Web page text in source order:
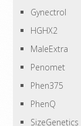
Gynectrol
HGHX2
MaleExtra
Penomet
Phen375
PhenQ
SizeGenetics